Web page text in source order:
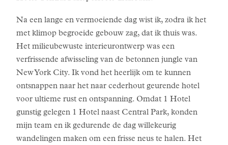
Na een lange en vermoeiende dag wist ik, zodra ik het
met klimop begroeide gebouw zag, dat ik thuis was.
Het milieubewuste interieurontwerp was een
verfrissende afwisseling van de betonnen jungle van
New York City. Ik vond het heerlijk om te kunnen
ontsnappen naar het naar cederhout geurende hotel
voor ultieme rust en ontspanning. Omdat 1 Hotel
gunstig gelegen 1 Hotel naast Central Park, konden
mijn team en ik gedurende de dag willekeurig
wandelingen maken om een frisse neus te halen. Het